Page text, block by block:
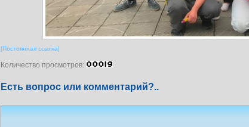
[Постоянная ссылка]
Количество просмотров:
Есть вопрос или комментарий?..